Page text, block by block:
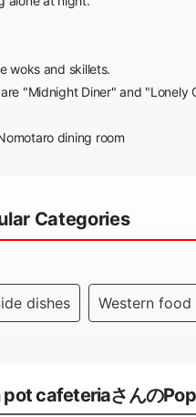
woks and skillets.
"Midnight Diner" and "Lonely
dining room
Categories
dishes Western food
cafeteriaさんの